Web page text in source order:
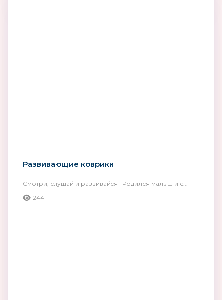
Развивающие коврики
Смотри, слушай и развивайся Родился малыш и с...
244